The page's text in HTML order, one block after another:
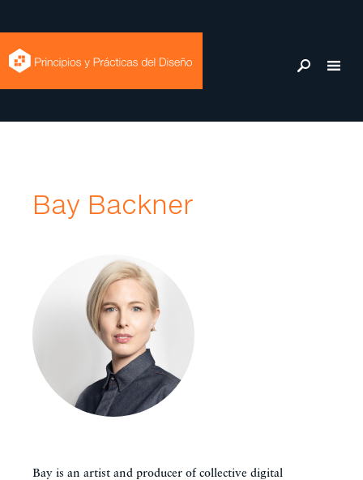
Bay Backner
Bay is an artist and producer of collective digital